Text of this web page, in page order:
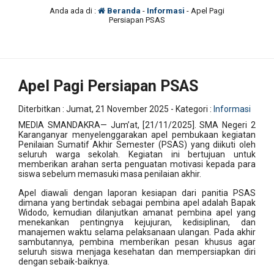
Anda ada di : Beranda - Informasi - Apel Pagi
Persiapan PSAS
Apel Pagi Persiapan PSAS
Diterbitkan : Jumat, 21 November 2025 - Kategori : Informasi
MEDIA SMANDAKRA— Jum’at, [21/11/2025]. SMA Negeri 2
Karanganyar menyelenggarakan apel pembukaan kegiatan
Penilaian Sumatif Akhir Semester (PSAS) yang diikuti oleh
seluruh warga sekolah. Kegiatan ini bertujuan untuk
memberikan arahan serta penguatan motivasi kepada para
siswa sebelum memasuki masa penilaian akhir.
Apel diawali dengan laporan kesiapan dari panitia PSAS
dimana yang bertindak sebagai pembina apel adalah Bapak
Widodo, kemudian dilanjutkan amanat pembina apel yang
menekankan pentingnya kejujuran, kedisiplinan, dan
manajemen waktu selama pelaksanaan ulangan. Pada akhir
sambutannya, pembina memberikan pesan khusus agar
seluruh siswa menjaga kesehatan dan mempersiapkan diri
dengan sebaik-baiknya.